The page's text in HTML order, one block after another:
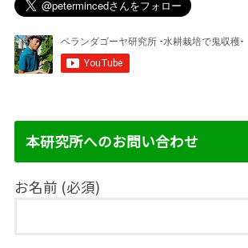
本研究所へのお問い合わせ
お名前 (必須)